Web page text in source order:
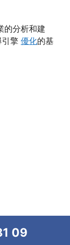
的分析和建
引擎 優化的基
09